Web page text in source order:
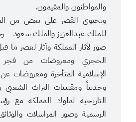
والمواطنون والمقيمون.
ويحتوي القصر على بعض من
للملك عبدالعزيز والملك سعود –
صور لأثار المملكة وآثار لعصر ما
الحجري ومعروضات من فجر
الإسلامية المتأخرة ومعروضات
وحديثاً ومقتنيات التراث
التاريخية لملوك المملكة مع
الرسمية وصور المراسلات